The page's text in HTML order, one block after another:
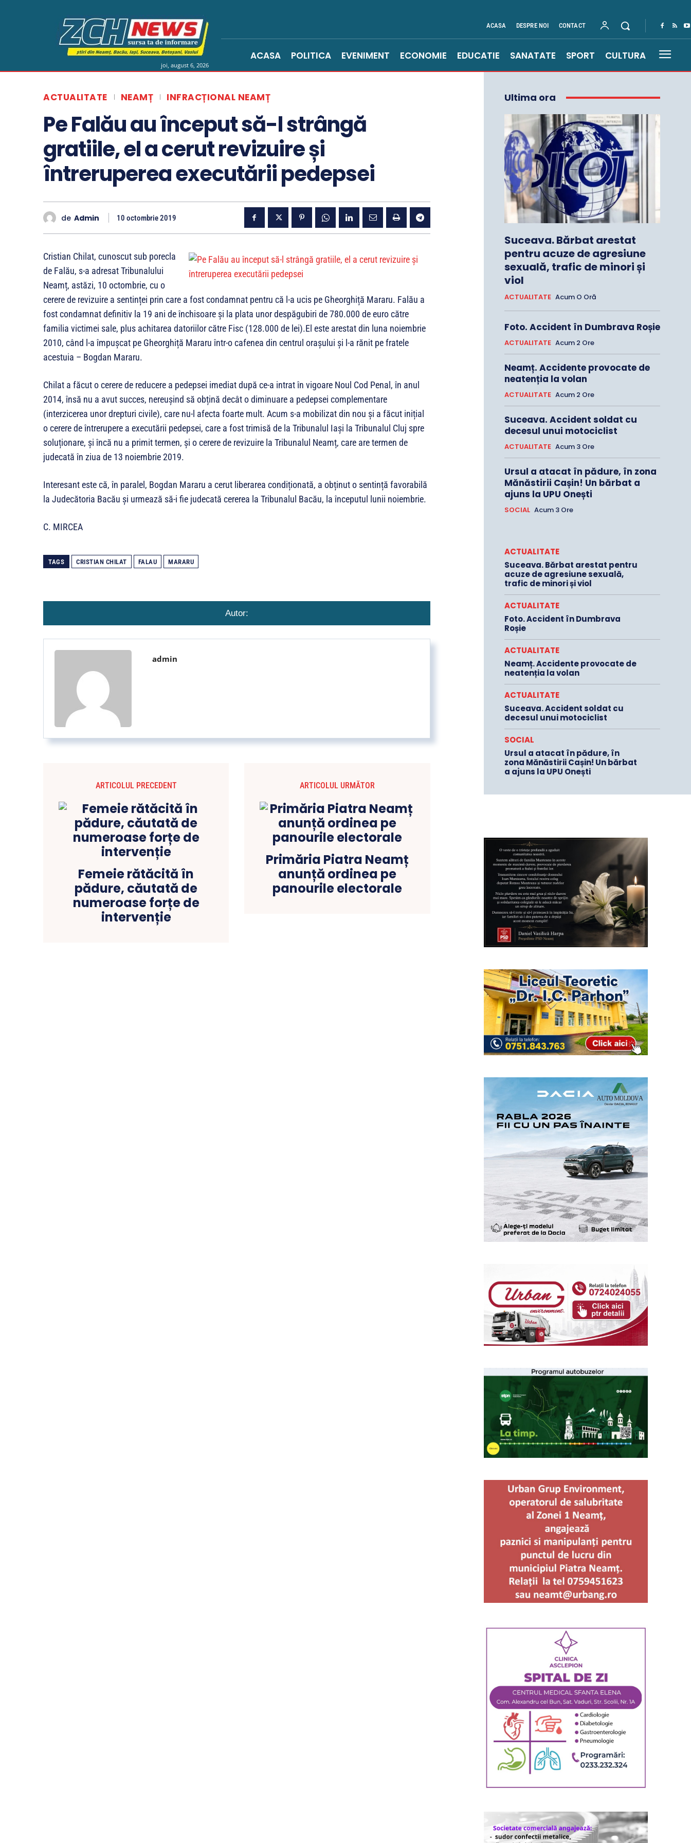
joi, august 6, 2026
ACASA DESPRE NOI CONTACT
ACASA POLITICA EVENIMENT ECONOMIE EDUCATIE SANATATE SPORT CULTURA
ACTUALITATE NEAMȚ INFRACȚIONAL NEAMȚ
Pe Falău au început să-l strângă
gratiile, el a cerut revizuire și
întreruperea executării pedepsei
de Admin 10 octombrie 2019
Cristian Chilat, cunoscut sub porecla
de Falău, s-a adresat Tribunalului
Neamț, astăzi, 10 octombrie, cu o
cerere de revizuire a sentinței prin care a fost condamnat pentru că l-a ucis pe Gheorghiță Mararu. Falău a
fost condamnat definitiv la 19 ani de închisoare și la plata unor despăgubiri de 780.000 de euro către
familia victimei sale, plus achitarea datoriilor către Fisc (128.000 de lei).El este arestat din luna noiembrie
2010, când l-a împușcat pe Gheorghiță Mararu într-o cafenea din centrul orașului și l-a rănit pe fratele
acestuia – Bogdan Mararu.
Chilat a făcut o cerere de reducere a pedepsei imediat după ce-a intrat în vigoare Noul Cod Penal, în anul
2014, însă nu a avut succes, nereușind să obțină decât o diminuare a pedepsei complementare
(interzicerea unor drepturi civile), care nu-l afecta foarte mult. Acum s-a mobilizat din nou și a făcut inițial
o cerere de întrerupere a executării pedepsei, care a fost trimisă de la Tribunalul Iași la Tribunalul Cluj spre
soluționare, și încă nu a primit termen, și o cerere de revizuire la Tribunalul Neamț, care are termen de
judecată în ziua de 13 noiembrie 2019.
Interesant este că, în paralel, Bogdan Mararu a cerut liberarea condiționată, a obținut o sentință favorabilă
la Judecătoria Bacău și urmează să-i fie judecată cererea la Tribunalul Bacău, la începutul lunii noiembrie.
C. MIRCEA
TAGS CRISTIAN CHILAT FALAU MARARU
Autor:
admin
ARTICOLUL PRECEDENT
Femeie rătăcită în
pădure, căutată de
numeroase forțe de
intervenție
ARTICOLUL URMĂTOR
Primăria Piatra Neamț
anunță ordinea pe
panourile electorale
Ultima ora
Suceava. Bărbat arestat
pentru acuze de agresiune
sexuală, trafic de minori și
viol
ACTUALITATE Acum O Oră
Foto. Accident în Dumbrava Roșie
ACTUALITATE Acum 2 Ore
Neamț. Accidente provocate de
neatenția la volan
ACTUALITATE Acum 2 Ore
Suceava. Accident soldat cu
decesul unui motociclist
ACTUALITATE Acum 3 Ore
Ursul a atacat în pădure, în zona
Mănăstirii Cașin! Un bărbat a
ajuns la UPU Onești
SOCIAL Acum 3 Ore
ACTUALITATE
Suceava. Bărbat arestat pentru
acuze de agresiune sexuală,
trafic de minori și viol
ACTUALITATE
Foto. Accident în Dumbrava
Roșie
ACTUALITATE
Neamț. Accidente provocate de
neatenția la volan
ACTUALITATE
Suceava. Accident soldat cu
decesul unui motociclist
SOCIAL
Ursul a atacat în pădure, în
zona Mănăstirii Cașin! Un bărbat
a ajuns la UPU Onești